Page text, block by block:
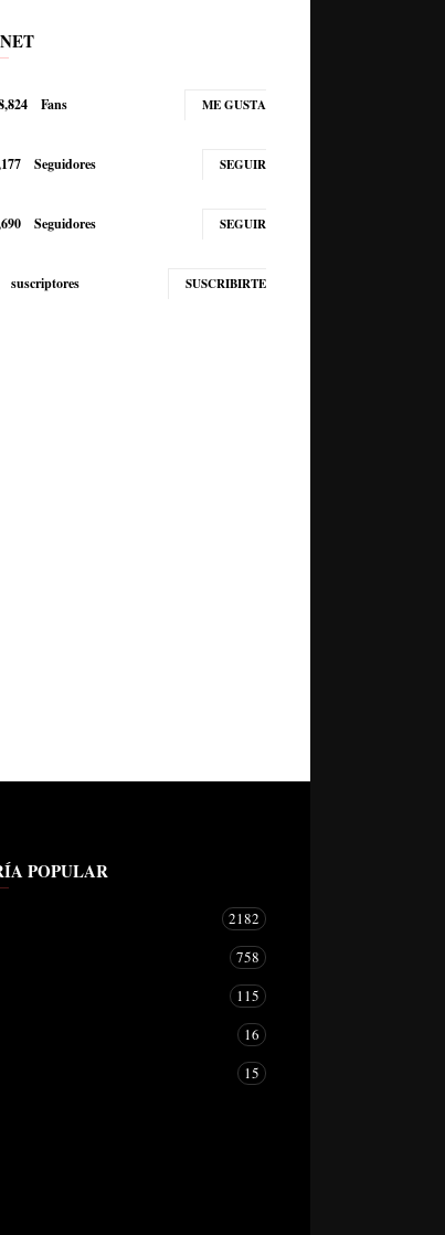
Fans ME GUSTA
Seguidores SEGUIR
Seguidores SEGUIR
suscriptores SUSCRIBIRTE
POPULAR
2182
758
115
16
15